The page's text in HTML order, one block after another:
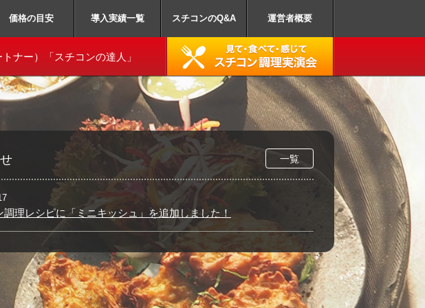
価格の目安 導入実績一覧 スチコンのQ&A 運営者概要
ナー）「スチコンの達人」
調理レシピに「ミニキッシュ」を追加しました！
一覧
コチラ！